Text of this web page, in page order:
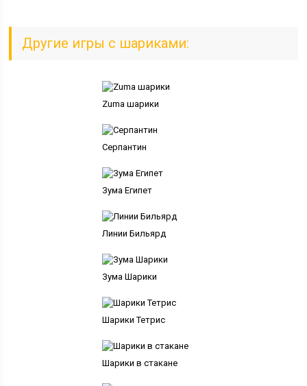
Другие игры с шариками:
Zuma шарики
Серпантин
Зума Египет
Линии Бильярд
Зума Шарики
Шарики Тетрис
Шарики в стакане